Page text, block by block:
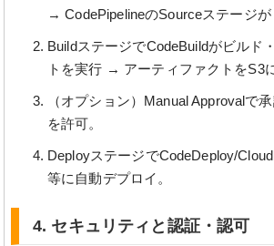
→ CodePipelineのSourceステージが
BuildステージでCodeBuildがビルド
トを実行 → アーティファクトをS3
（オプション）Manual Approvalで
を許可。
DeployステージでCodeDeploy/
等に自動デプロイ。
4. セキュリティと認証・認可